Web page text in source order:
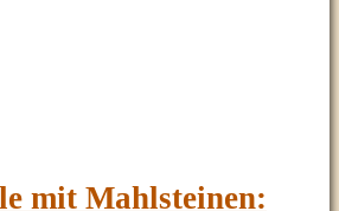
mit Mahlsteinen: